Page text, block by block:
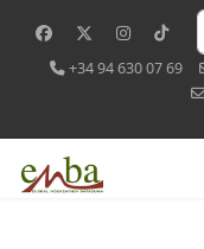
+34 94 630 07 69